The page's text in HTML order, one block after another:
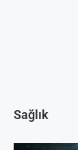
Sağlık